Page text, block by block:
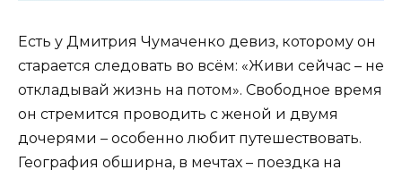
Есть у Дмитрия Чумаченко девиз, которому он
старается следовать во всём: «Живи сейчас – не
откладывай жизнь на потом». Свободное время
он стремится проводить с женой и двумя
дочерями – особенно любит путешествовать.
География обширна, в мечтах – поездка на